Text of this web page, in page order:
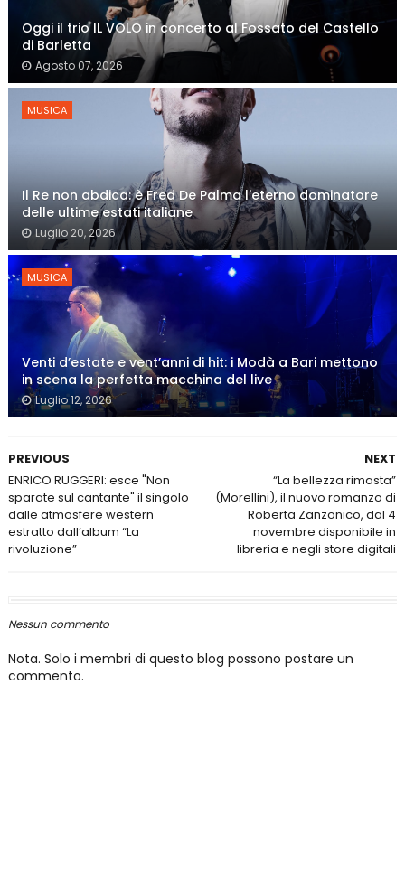
Oggi il trio IL VOLO in concerto al Fossato del Castello
di Barletta
Agosto 07, 2026
MUSICA
Il Re non abdica: è Fred De Palma l'eterno dominatore
delle ultime estati italiane
Luglio 20, 2026
MUSICA
Venti d’estate e vent’anni di hit: i Modà a Bari mettono
in scena la perfetta macchina del live
Luglio 12, 2026
NEXT
“La bellezza rimasta”
(Morellini), il nuovo romanzo di
Roberta Zanzonico, dal 4
novembre disponibile in
libreria e negli store digitali
PREVIOUS
ENRICO RUGGERI: esce "Non
sparate sul cantante" il singolo
dalle atmosfere western
estratto dall’album “La
rivoluzione”
Nessun commento
Nota. Solo i membri di questo blog possono postare un
commento.